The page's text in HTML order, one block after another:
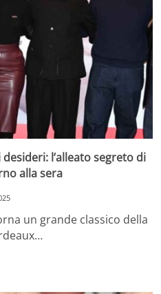
l’alleato segreto di
alla sera
un grande classico della